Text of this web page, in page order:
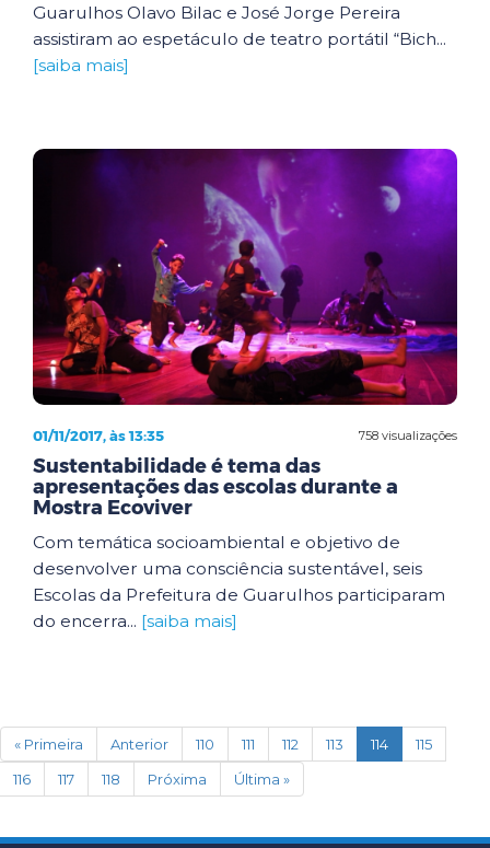
Guarulhos Olavo Bilac e José Jorge Pereira
assistiram ao espetáculo de teatro portátil “Bich...
[saiba mais]
758 visualizações
01/11/2017, às 13:35
Sustentabilidade é tema das
apresentações das escolas durante a
Mostra Ecoviver
Com temática socioambiental e objetivo de
desenvolver uma consciência sustentável, seis
Escolas da Prefeitura de Guarulhos participaram
do encerra... [saiba mais]
« Primeira Anterior 110 111 112 113 114(current)
115
116
117 118 Próxima Última »